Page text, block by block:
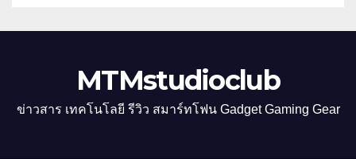
MTMstudioclub
ข่าวสาร เทคโนโลยี รีวิว สมาร์ทโฟน Gadget Gaming Gear